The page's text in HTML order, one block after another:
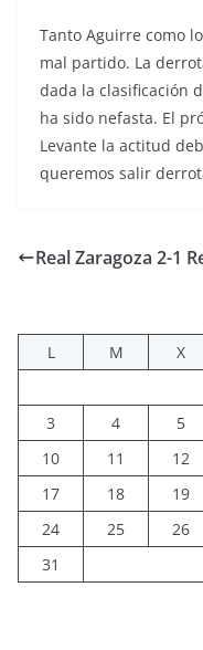
Tanto Aguirre como
mal partido. La
dada la clasificación
ha sido nefasta. El
Levante la actitud
queremos salir
Real Zaragoza 2-1
L
M X
3
4 5
10
11 12
17
18 19
24
25 26
31